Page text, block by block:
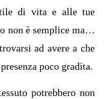
di vita e alle tue
non è semplice ma…
ad avere a che
poco gradita.
potrebbero non